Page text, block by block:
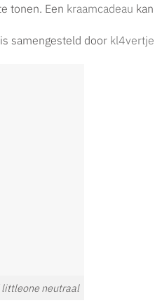
tonen. Een kraamcadeau
samengesteld door kl4vertje
littleone neutraal